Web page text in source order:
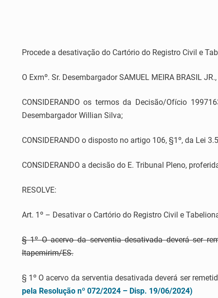
Procede a desativação do Cartório do Registro Civil e
O Exmº. Sr. Desembargador SAMUEL MEIRA BRASIL
CONSIDERANDO os termos da Decisão/Ofício
Desembargador Willian Silva;
CONSIDERANDO o disposto no artigo 106, §1º, da Lei
CONSIDERANDO a decisão do E. Tribunal Pleno,
RESOLVE:
Art. 1º – Desativar o Cartório do Registro Civil e
§ 1º O acervo da serventia desativada deverá ser
Itapemirim/ES.
§ 1º O acervo da serventia desativada deverá ser
pela Resolução nº 072/2024 – Disp. 19/06/2024)